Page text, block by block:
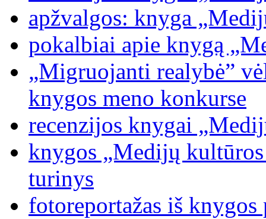
apžvalgos: knyga
pokalbiai apie knygą
„Migruojanti realybė”
knygos meno konkurse
recenzijos knygai
knygos „Medijų
turinys
fotoreportažas iš